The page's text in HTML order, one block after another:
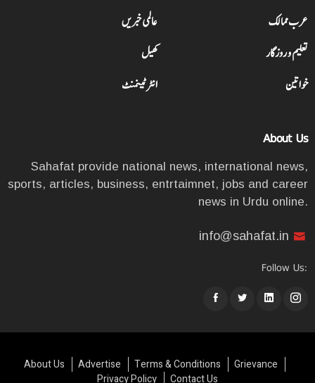
عرب ممالک
عالمی خبریں
تعلیم و روزگار
کھیل
خواتین
انٹرٹینمنٹ
About Us
Sahafat provide national news, international news,
sports, articles, business, entrtaimnet, jobs and career
news in Urdu online.
info@sahafat.in
Follow Us:
About Us Advertise Terms & Conditions
Grievance
Privacy Policy
Contact Us